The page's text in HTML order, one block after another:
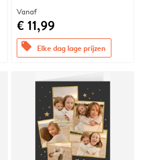
Vanaf
€ 11,99
offers Elke dag lage prijzen